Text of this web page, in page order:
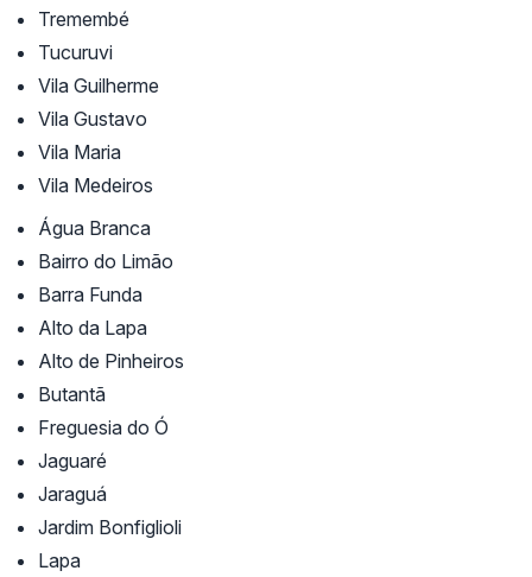
Tremembé
Tucuruvi
Vila Guilherme
Vila Gustavo
Vila Maria
Vila Medeiros
Água Branca
Bairro do Limão
Barra Funda
Alto da Lapa
Alto de Pinheiros
Butantã
Freguesia do Ó
Jaguaré
Jaraguá
Jardim Bonfiglioli
Lapa